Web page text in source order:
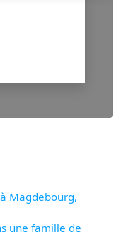
Magdebourg,
une famille de